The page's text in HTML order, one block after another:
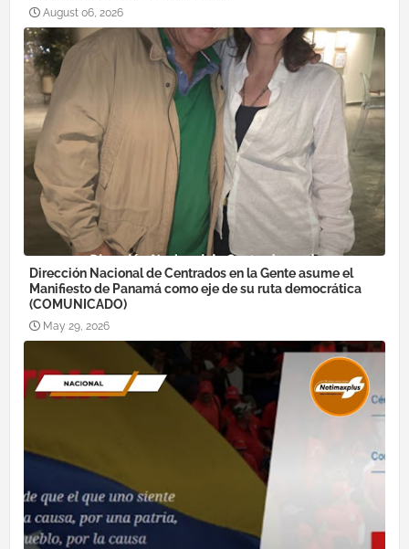
August 06, 2026
Dirección Nacional de Centrados en la Gente asume el
Manifiesto de Panamá como eje de su ruta democrática
(COMUNICADO)
May 29, 2026